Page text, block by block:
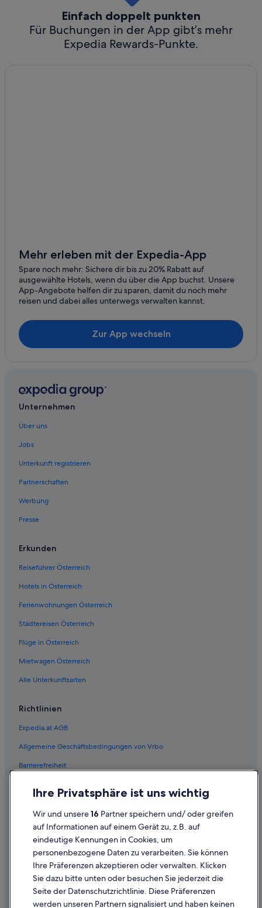
Einfach doppelt punkten
Für Buchungen in der App gibt’s mehr
Expedia Rewards-Punkte.
Mehr erleben mit der Expedia-App
Spare noch mehr: Sichere dir bis zu 20% Rabatt auf
ausgewählte Hotels, wenn du über die App buchst. Unsere
App-Angebote helfen dir zu sparen, damit du noch mehr
reisen und dabei alles unterwegs verwalten kannst.
Zur App wechseln
Unternehmen
Über uns
Jobs
Unterkunft registrieren
Partnerschaften
Werbung
Presse
Erkunden
Reiseführer Österreich
Hotels in Österreich
Ferienwohnungen Österreich
Städtereisen Österreich
Flüge in Österreich
Mietwagen Österreich
Alle Unterkunftsarten
Richtlinien
Expedia.at AGB
Allgemeine Geschäftsbedingungen von Vrbo
Barrierefreiheit
Rechtliche Hinweise/Kontakt
Inhaltsrichtlinien und Melden von Inhalten
Hilfe
Ihre Privatsphäre ist uns wichtig
Wir und unsere16 Partner speichern und/ oder greifen
auf Informationen auf einem Gerät zu, z.B. auf
eindeutige Kennungen in Cookies, um
personenbezogene Daten zu verarbeiten. Sie können
Ihre Präferenzen akzeptieren oder verwalten. Klicken
Sie dazu bitte unten oder besuchen Sie jederzeit die
Seite der Datenschutzrichtlinie. Diese Präferenzen
werden unseren Partnern signalisiert und haben keinen